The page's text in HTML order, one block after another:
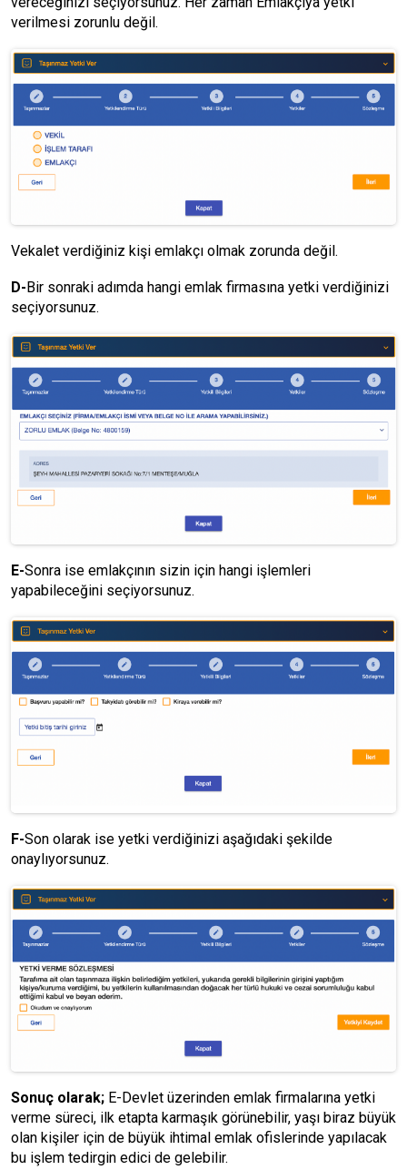
verilmesi zorunlu değil.
Vekalet verdiğiniz kişi emlakçı olmak zorunda değil.
D- Bir sonraki adımda hangi emlak firmasına yetki verdiğinizi
seçiyorsunuz.
E-Sonra ise emlakçının sizin için hangi işlemleri
yapabileceğini seçiyorsunuz.
F-Son olarak ise yetki verdiğinizi aşağıdaki şekilde
onaylıyorsunuz.
Sonuç olarak; E-Devlet üzerinden emlak firmalarına yetki
verme süreci, ilk etapta karmaşık görünebilir, yaşı biraz büyük
olan kişiler için de büyük ihtimal emlak ofislerinde yapılacak
bu işlem tedirgin edici de gelebilir.